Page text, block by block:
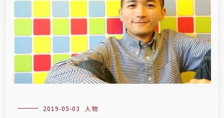
2019-05-03 人物